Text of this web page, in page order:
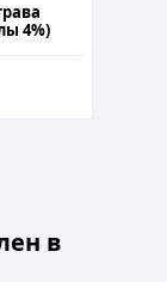
4%)
в